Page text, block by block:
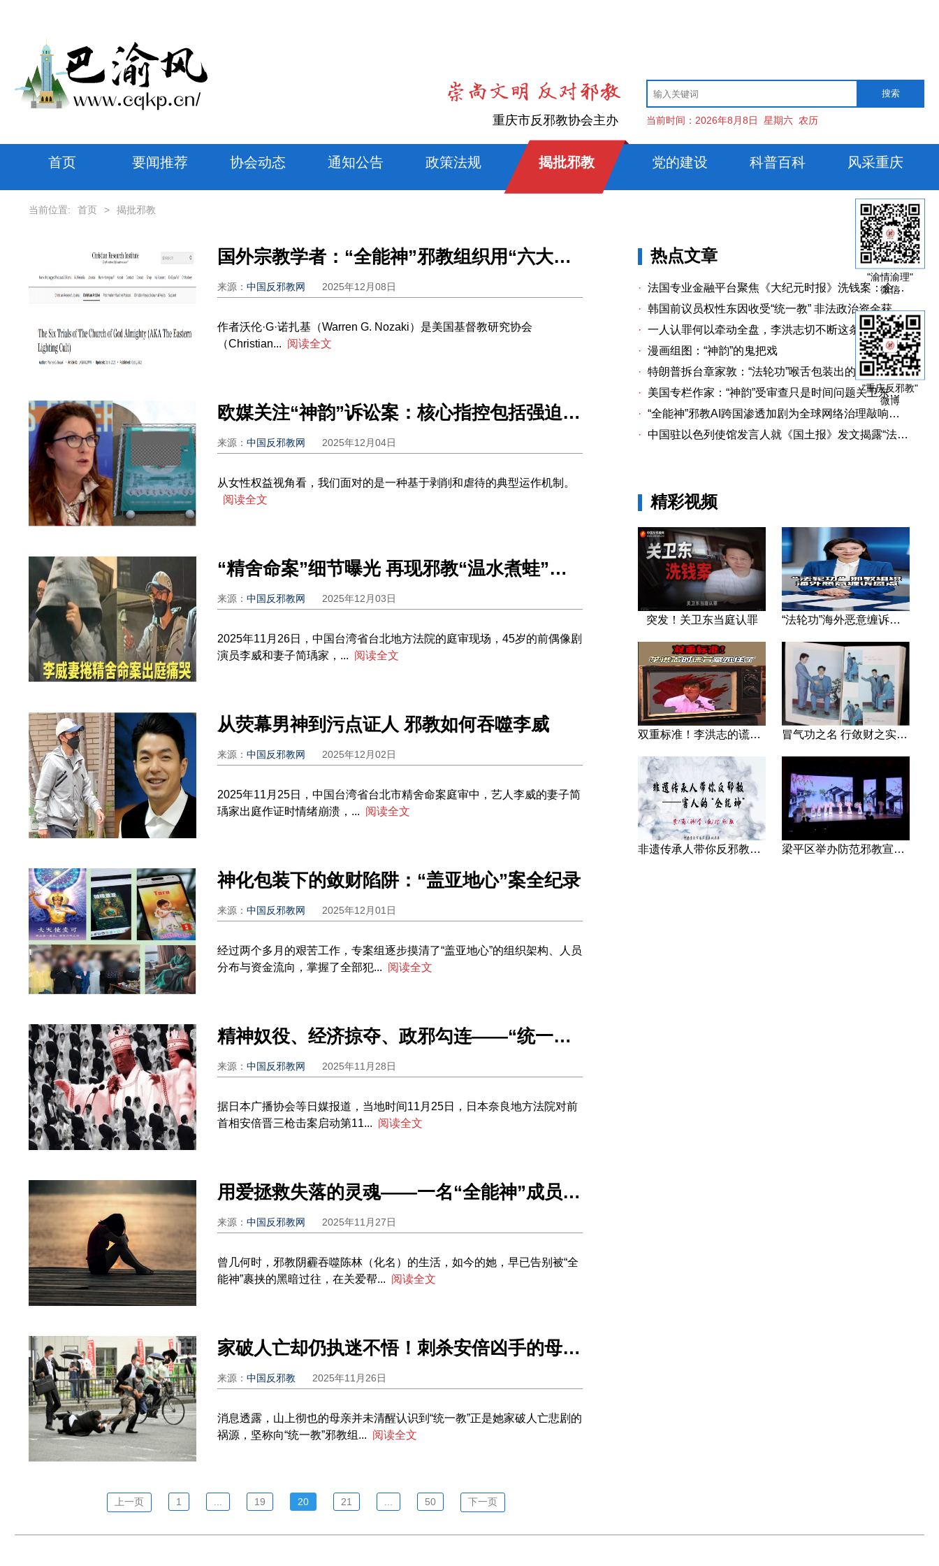
重庆市反邪教协会主办 当前时间： 2026年8月8日 星期六 农历
首页 要闻推荐 协会动态 通知公告 政策法规 揭批邪教 党的建设 科普百科 风采重庆
"渝情渝理"
微信
"重庆反邪教"
微博
当前位置: 首页 > 揭批邪教
国外宗教学者：“全能神”邪教组织用“六大审判”控制成员
来源： 中国反邪教网 2025年12月08日
作者沃伦·G·诺扎基（Warren G. Nozaki）是美国基督教研究协会
（Christian... 阅读全文
欧媒关注“神韵”诉讼案：核心指控包括强迫劳动 与剥削童工
来源： 中国反邪教网 2025年12月04日
从女性权益视角看，我们面对的是一种基于剥削和虐待的典型运作机制。
阅读全文
“精舍命案”细节曝光 再现邪教“温水煮蛙”之险恶
来源： 中国反邪教网 2025年12月03日
2025年11月26日，中国台湾省台北地方法院的庭审现场，45岁的前偶像剧
演员李威和妻子简瑀家，... 阅读全文
从荧幕男神到污点证人 邪教如何吞噬李威
来源： 中国反邪教网 2025年12月02日
2025年11月25日，中国台湾省台北市精舍命案庭审中，艺人李威的妻子简
瑀家出庭作证时情绪崩溃，... 阅读全文
神化包装下的敛财陷阱：“盖亚地心”案全纪录
来源： 中国反邪教网 2025年12月01日
经过两个多月的艰苦工作，专案组逐步摸清了“盖亚地心”的组织架构、人员
分布与资金流向，掌握了全部犯... 阅读全文
精神奴役、经济掠夺、政邪勾连——“统一教”的三重罪恶
来源： 中国反邪教网 2025年11月28日
据日本广播协会等日媒报道，当地时间11月25日，日本奈良地方法院对前
首相安倍晋三枪击案启动第11... 阅读全文
用爱拯救失落的灵魂——一名“全能神”成员的蜕变历程
来源： 中国反邪教网 2025年11月27日
曾几何时，邪教阴霾吞噬陈林（化名）的生活，如今的她，早已告别被“全
能神”裹挟的黑暗过往，在关爱帮... 阅读全文
家破人亡却仍执迷不悟！刺杀安倍凶手的母亲为何无法逃离“统一教”？
来源： 中国反邪教 2025年11月26日
消息透露，山上彻也的母亲并未清醒认识到“统一教”正是她家破人亡悲剧的
祸源，坚称向“统一教”邪教组... 阅读全文
上一页 1 19 20 21 50 下一页
热点文章
· 法国专业金融平台聚焦《大纪元时报》洗钱案：企业治理漏洞与监管警示
· 韩国前议员权性东因收受“统一教” 非法政治资金获刑两年
· 一人认罪何以牵动全盘，李洪志切不断这条洗钱链
· 漫画组图：“神韵”的鬼把戏
· 特朗普拆台章家敦：“法轮功”喉舌包装出的“中国专家”
·
美国专栏作家：“神韵”受审查只是时间问题关卫东认罪牵出与《大纪元时报》资金链条
· “全能神”邪教AI跨国渗透加剧为全球网络治理敲响警钟
· 中国驻以色列使馆发言人就《国土报》发文揭露“法轮功”邪教本质答记者问
精彩视频
突发！关卫东当庭认罪 “法轮功”海外恶意缠诉盘点
双重标准！李洪志的谎言藏不住了 冒气功之名 行敛财之实 张宏堡义女“小倩”团伙覆灭记
非遗传承人带你反邪教—害人的“全能神” 梁平区举办防范邪教宣传专场文艺演出